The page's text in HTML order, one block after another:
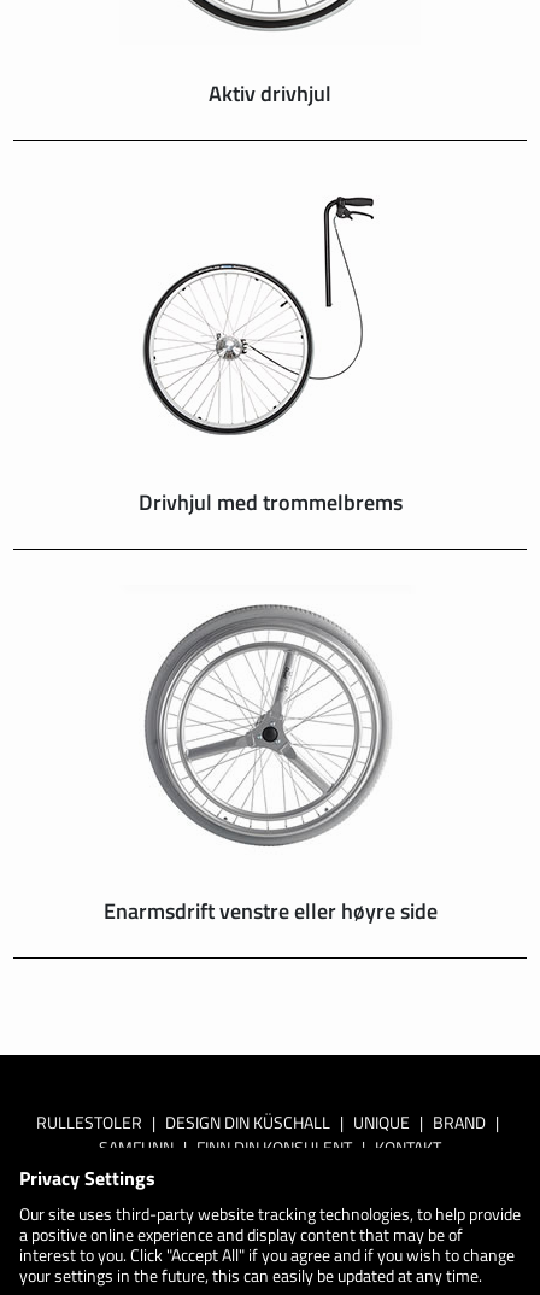
Aktiv drivhjul
Drivhjul med trommelbrems
Enarmsdrift venstre eller høyre side
RULLESTOLER | DESIGN DIN KÜSCHALL | UNIQUE | BRAND |
SAMFUNN | FINN DIN KONSULENT | KONTAKT